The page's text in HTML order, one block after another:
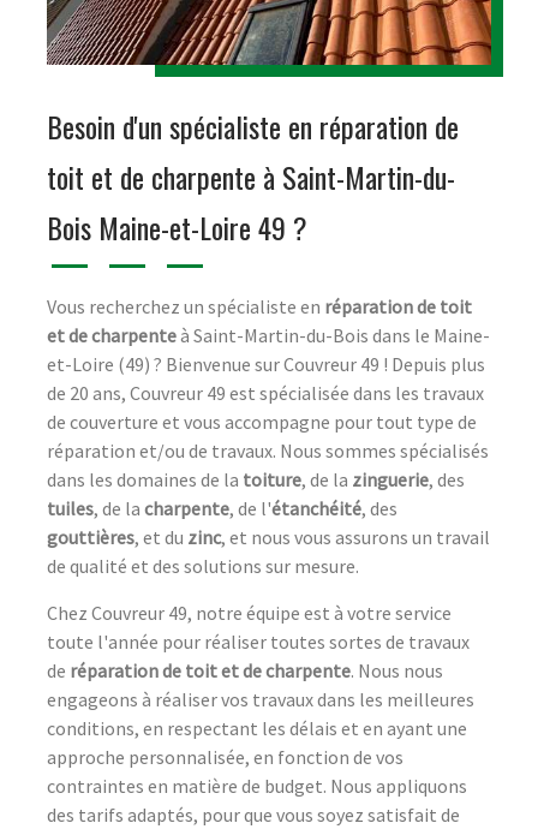
Besoin d'un spécialiste en réparation de
toit et de charpente à Saint-Martin-du-
Bois Maine-et-Loire 49 ?
Vous recherchez un spécialiste en réparation de toit
et de charpenteà Saint-Martin-du-Bois dans le Maine-
et-Loire (49) ? Bienvenue sur Couvreur 49 ! Depuis plus
de 20 ans, Couvreur 49 est spécialisée dans les travaux
de couverture et vous accompagne pour tout type de
réparation et/ou de travaux. Nous sommes spécialisés
dans les domaines de la toiture, de la zinguerie, des
tuiles, de la charpente, de l'étanchéité, des
gouttières, et du zinc, et nous vous assurons un travail
de qualité et des solutions sur mesure.
Chez Couvreur 49, notre équipe est à votre service
toute l'année pour réaliser toutes sortes de travaux
de réparation de toit et de charpente. Nous nous
engageons à réaliser vos travaux dans les meilleures
conditions, en respectant les délais et en ayant une
approche personnalisée, en fonction de vos
contraintes en matière de budget. Nous appliquons
des tarifs adaptés, pour que vous soyez satisfait de